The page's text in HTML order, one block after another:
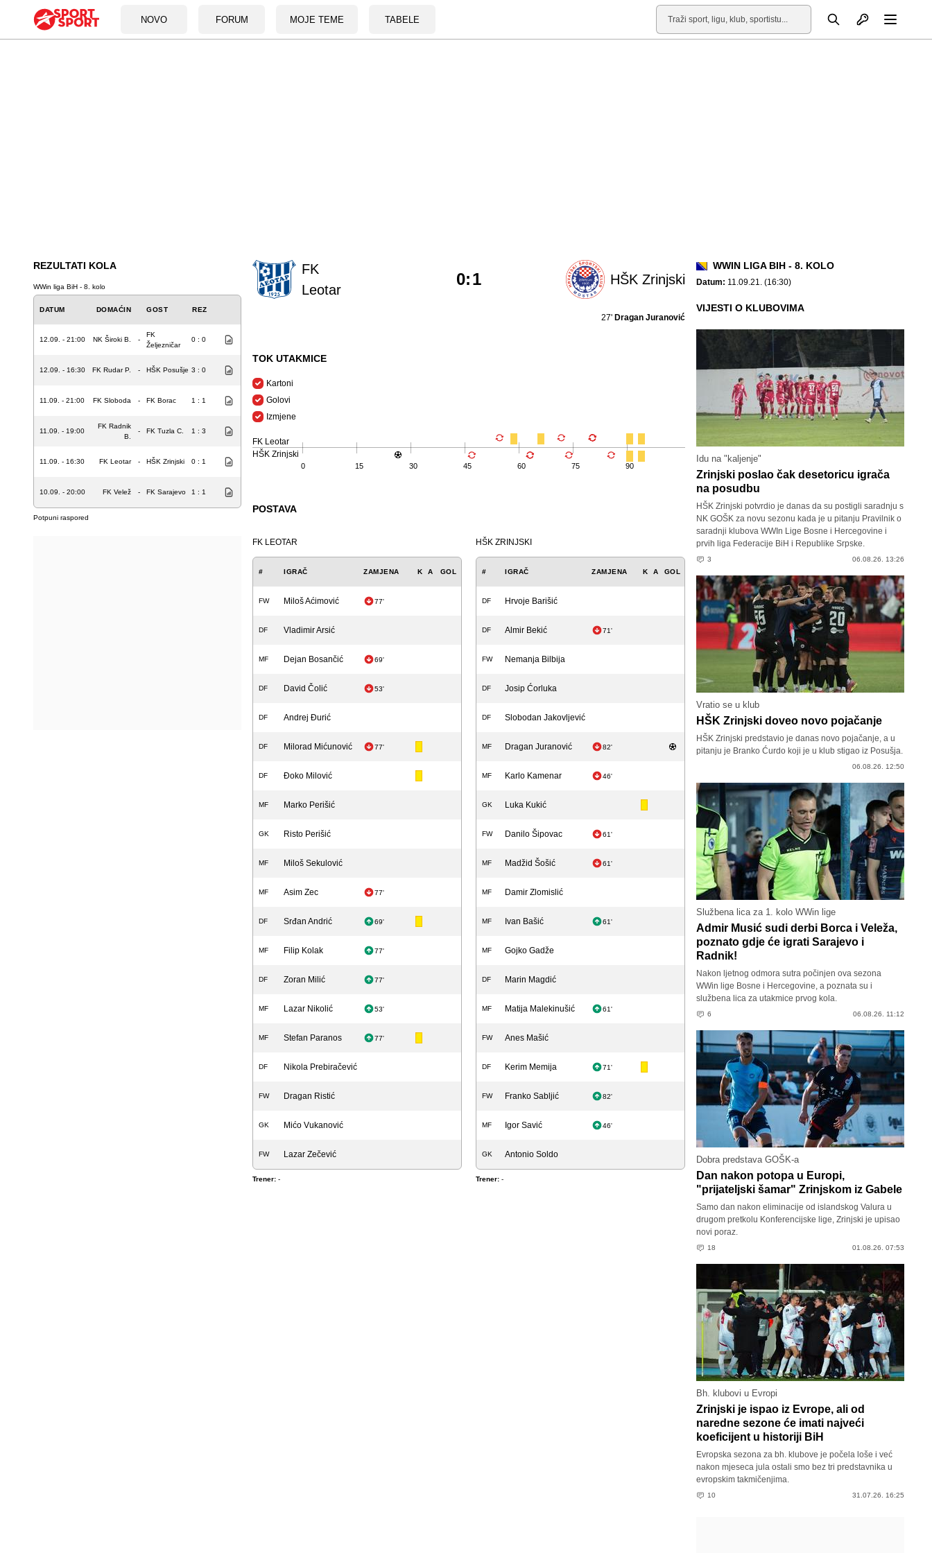
NOVO FORUM MOJE TEME TABELE
Pretraga Otvori profil
REZULTATI KOLA
WWin liga BiH - 8. kolo
DATUM DOMAĆIN GOST REZ
12.09. - 21:00 NK Široki B. -
FK
Željezničar
0 : 0
12.09. - 16:30 FK Rudar P. - HŠK Posušje 3 : 0
11.09. - 21:00 FK Sloboda - FK Borac 1 : 1
11.09. - 19:00
FK Radnik
B.
- FK Tuzla C. 1 : 3
11.09. - 16:30 FK Leotar - HŠK Zrinjski 0 : 1
10.09. - 20:00 FK Velež - FK Sarajevo 1 : 1
Potpuni raspored
FK
Leotar
HŠK Zrinjski
0:1
27' Dragan Juranović
TOK UTAKMICE
Kartoni
Golovi
Izmjene
FK Leotar
HŠK Zrinjski
0 15 30 45 60 75 90
POSTAVA
FK LEOTAR
# IGRAČ ZAMJENA K A GOL
FW Miloš Aćimović 77'
DF Vladimir Arsić
MF Dejan Bosančić 69'
DF David Čolić 53'
DF Andrej Đurić
DF Milorad Mićunović 77'
DF Đoko Milović
MF Marko Perišić
GK Risto Perišić
MF Miloš Sekulović
MF Asim Zec 77'
DF Srđan Andrić 69'
MF Filip Kolak 77'
DF Zoran Milić 77'
MF Lazar Nikolić 53'
MF Stefan Paranos 77'
DF Nikola Prebiračević
FW Dragan Ristić
GK Mićo Vukanović
FW Lazar Zečević
Trener: -
HŠK ZRINJSKI
# IGRAČ ZAMJENA K A GOL
DF Hrvoje Barišić
DF Almir Bekić 71'
FW Nemanja Bilbija
DF Josip Ćorluka
DF Slobodan Jakovljević
MF Dragan Juranović 82'
MF Karlo Kamenar 46'
GK Luka Kukić
FW Danilo Šipovac 61'
MF Madžid Šošić 61'
MF Damir Zlomislić
MF Ivan Bašić 61'
MF Gojko Gadže
DF Marin Magdić
MF Matija Malekinušić 61'
FW Anes Mašić
DF Kerim Memija 71'
FW Franko Sabljić 82'
MF Igor Savić 46'
GK Antonio Soldo
Trener: -
WWIN LIGA BIH - 8. KOLO
Datum: 11.09.21. (16:30)
VIJESTI O KLUBOVIMA
Idu na "kaljenje"
Zrinjski poslao čak desetoricu igrača
na posudbu
HŠK Zrinjski potvrdio je danas da su postigli saradnju s
NK GOŠK za novu sezonu kada je u pitanju Pravilnik o
saradnji klubova WWIn Lige Bosne i Hercegovine i
prvih liga Federacije BiH i Republike Srpske.
3 06.08.26. 13:26
Vratio se u klub
HŠK Zrinjski doveo novo pojačanje
HŠK Zrinjski predstavio je danas novo pojačanje, a u
pitanju je Branko Ćurdo koji je u klub stigao iz Posušja.
06.08.26. 12:50
Službena lica za 1. kolo WWin lige
Admir Musić sudi derbi Borca i Veleža,
poznato gdje će igrati Sarajevo i
Radnik!
Nakon ljetnog odmora sutra počinjen ova sezona
WWin lige Bosne i Hercegovine, a poznata su i
službena lica za utakmice prvog kola.
6 06.08.26. 11:12
Dobra predstava GOŠK-a
Dan nakon potopa u Europi,
"prijateljski šamar" Zrinjskom iz Gabele
Samo dan nakon eliminacije od islandskog Valura u
drugom pretkolu Konferencijske lige, Zrinjski je upisao
novi poraz.
18 01.08.26. 07:53
Bh. klubovi u Evropi
Zrinjski je ispao iz Evrope, ali od
naredne sezone će imati najveći
koeficijent u historiji BiH
Evropska sezona za bh. klubove je počela loše i već
nakon mjeseca jula ostali smo bez tri predstavnika u
evropskim takmičenjima.
10 31.07.26. 16:25